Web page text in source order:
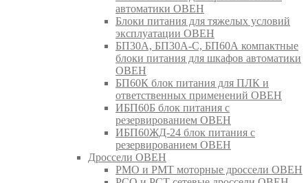
автоматики ОВЕН
Блоки питания для тяжелых условий
эксплуатации ОВЕН
БП30А, БП30А-С, БП60А компактные
блоки питания для шкафов автоматики
ОВЕН
БП60К блок питания для ПЛК и
ответственных применений ОВЕН
ИБП60Б блок питания с
резервированием ОВЕН
ИБП60ЖД-24 блок питания с
резервированием ОВЕН
Дроссели ОВЕН
РМО и РМТ моторные дроссели ОВЕН